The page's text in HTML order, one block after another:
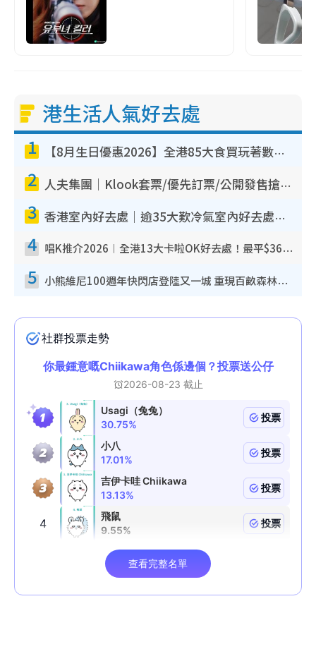
港生活人氣好去處
1 【8月生日優惠2026】全港85大食買玩著數攻略 自助餐/火鍋放題同行免費＋誠品/DONKI送現金券
2 人夫集團｜Klook套票/優先訂票/公開發售搶飛攻略！附票價.購票連結.場地座位表
3 香港室內好去處｜逾35大歎冷氣室內好去處推介 室內活動免費避雨無懼落雨
4 唱K推介2026︱全港13大卡啦OK好去處！最平$36起 日文K都有！(附地址+收費詳情)
5 小熊維尼100週年快閃店登陸又一城 重現百畝森林經典場景／獨家限定盲盒登場／專屬DIY香水